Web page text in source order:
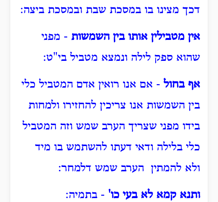
דכך מצינו בו במסכת שבת ובמסכת ביצה:
אין מטבילין אותו בין השמשות - מפני
שהוא ספק לילה ונמצא מטביל בי"ט:
אף בחול - אם אנו רואין אדם המטביל כלי
בין השמשות אנו צריכין להחזירו ולמחות
בידו מפני שצריך הערב שמש וזה המטביל
כלי בלילה ודאי דעתו להשתמש בו מיד
ולא להמתין הערב שמש דלמחר:
ותנא קמא לא בעי כו' - בתמיה: